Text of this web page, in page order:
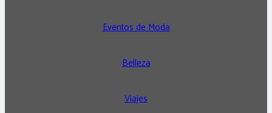
Eventos de Moda
Belleza
Viajes